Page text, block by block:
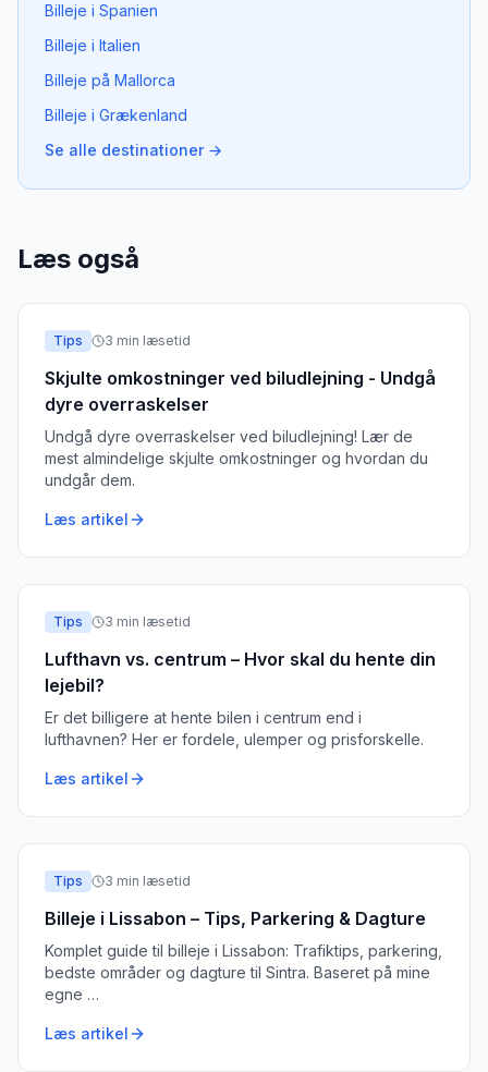
Billeje i Spanien
Billeje i Italien
Billeje på Mallorca
Billeje i Grækenland
Se alle destinationer →
Læs også
Tips 3 min læsetid
Skjulte omkostninger ved biludlejning - Undgå
dyre overraskelser
Undgå dyre overraskelser ved biludlejning! Lær de
mest almindelige skjulte omkostninger og hvordan du
undgår dem.
Læs artikel
Tips 3 min læsetid
Lufthavn vs. centrum – Hvor skal du hente din
lejebil?
Er det billigere at hente bilen i centrum end i
lufthavnen? Her er fordele, ulemper og prisforskelle.
Læs artikel
Tips 3 min læsetid
Billeje i Lissabon – Tips, Parkering & Dagture
Komplet guide til billeje i Lissabon: Trafiktips, parkering,
bedste områder og dagture til Sintra. Baseret på mine
egne …
Læs artikel